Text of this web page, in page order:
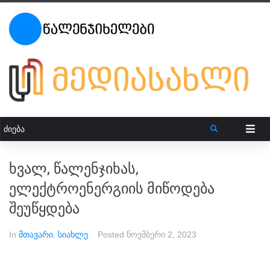
ხვალ, წალენჯიხას,
ელექტროენერგიის მიწოდება
შეუწყდება
In მთავარი სიახლე Posted ნოემბერი 2, 2023